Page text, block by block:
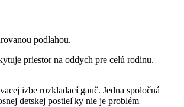
podlahou.
priestor na oddych pre celú rodinu.
izbe rozkladací gauč. Jedna spoločná
detskej postieľky nie je problém